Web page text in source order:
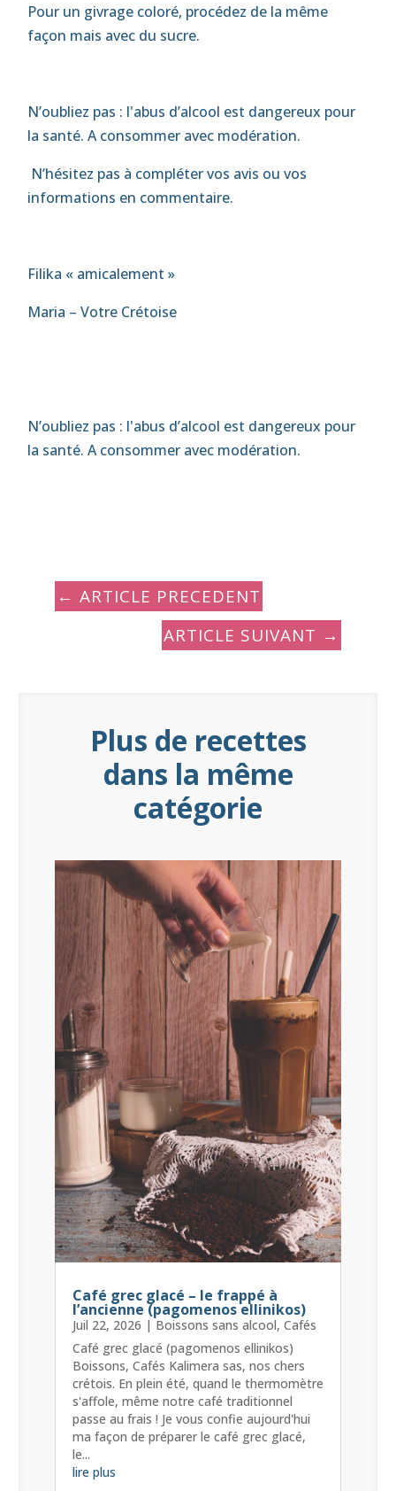
Pour un givrage coloré, procédez de la même
façon mais avec du sucre.
N’oubliez pas : l'abus d’alcool est dangereux pour
la santé. A consommer avec modération.
N’hésitez pas à compléter vos avis ou vos
informations en commentaire.
Filika « amicalement »
Maria – Votre Crétoise
N’oubliez pas : l'abus d’alcool est dangereux pour
la santé. A consommer avec modération.
← ARTICLE PRECEDENT
ARTICLE SUIVANT →
Plus de recettes
dans la même
catégorie
Café grec glacé – le frappé à
l’ancienne (pagomenos ellinikos)
Juil 22, 2026 | Boissons sans alcool, Cafés
Café grec glacé (pagomenos ellinikos)
Boissons, Cafés Kalimera sas, nos chers
crétois. En plein été, quand le thermomètre
s'affole, même notre café traditionnel
passe au frais ! Je vous confie aujourd'hui
ma façon de préparer le café grec glacé,
le...
lire plus